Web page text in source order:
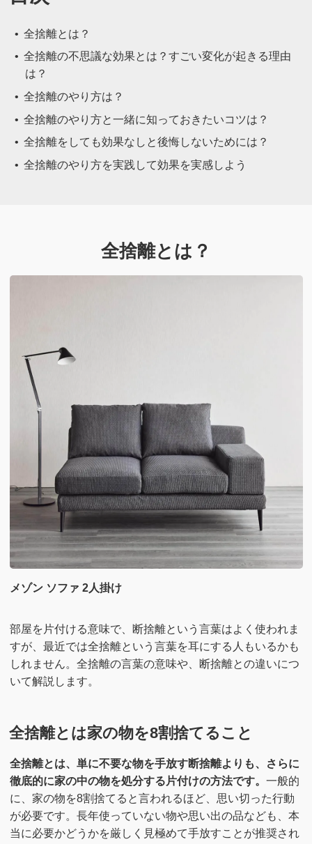
全捨離とは？
全捨離の不思議な効果とは？すごい変化が起きる理由
は？
全捨離のやり方は？
全捨離のやり方と一緒に知っておきたいコツは？
全捨離をしても効果なしと後悔しないためには？
全捨離のやり方を実践して効果を実感しよう
全捨離とは？
メゾン ソファ 2人掛け
部屋を片付ける意味で、断捨離という言葉はよく使われま
すが、最近では全捨離という言葉を耳にする人もいるかも
しれません。全捨離の言葉の意味や、断捨離との違いにつ
いて解説します。
全捨離とは家の物を8割捨てること
全捨離とは、単に不要な物を手放す断捨離よりも、さらに
徹底的に家の中の物を処分する片付けの方法です。 一般的
に、家の物を8割捨てると言われるほど、思い切った行動
が必要です。長年使っていない物や思い出の品なども、本
当に必要かどうかを厳しく見極めて手放すことが推奨され